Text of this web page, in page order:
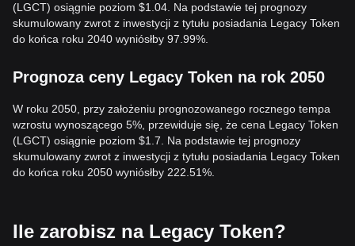
(LGCT) osiągnie poziom $1.04. Na podstawie tej prognozy
skumulowany zwrot z inwestycji z tytułu posiadania Legacy Token
do końca roku 2040 wyniósłby 97.99%.
Prognoza ceny Legacy Token na rok 2050
W roku 2050, przy założeniu prognozowanego rocznego tempa
wzrostu wynoszącego 5%, przewiduje się, że cena Legacy Token
(LGCT) osiągnie poziom $1.7. Na podstawie tej prognozy
skumulowany zwrot z inwestycji z tytułu posiadania Legacy Token
do końca roku 2050 wyniósłby 222.51%.
Ile zarobisz na Legacy Token?